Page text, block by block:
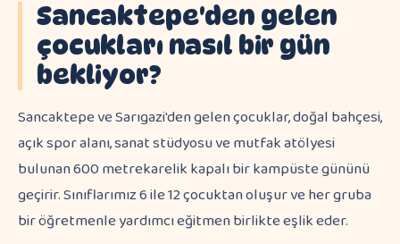
Sancaktepe'den gelen
çocukları nasıl bir gün
bekliyor?
Sancaktepe ve Sarıgazi'den gelen çocuklar, doğal bahçesi,
açık spor alanı, sanat stüdyosu ve mutfak atölyesi
bulunan 600 metrekarelik kapalı bir kampüste gününü
geçirir. Sınıflarımız 6 ile 12 çocuktan oluşur ve her gruba
bir öğretmenle yardımcı eğitmen birlikte eşlik eder.